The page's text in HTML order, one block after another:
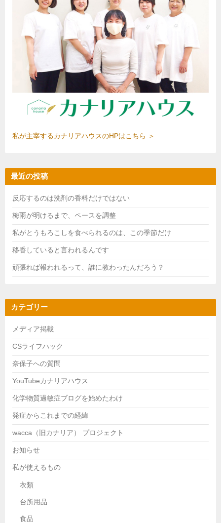
私が主宰するカナリアハウスのHPはこちら ＞
最近の投稿
反応するのは洗剤の香料だけではない
梅雨が明けるまで、ペースを調整
私がとうもろこしを食べられるのは、この季節だけ
移香していると言われるんです
頑張れば報われるって、誰に教わったんだろう？
カテゴリー
メディア掲載
CSライフハック
奈保子への質問
YouTubeカナリアハウス
化学物質過敏症ブログを始めたわけ
発症からこれまでの経緯
wacca（旧カナリア） プロジェクト
お知らせ
私が使えるもの
衣類
台所用品
食品